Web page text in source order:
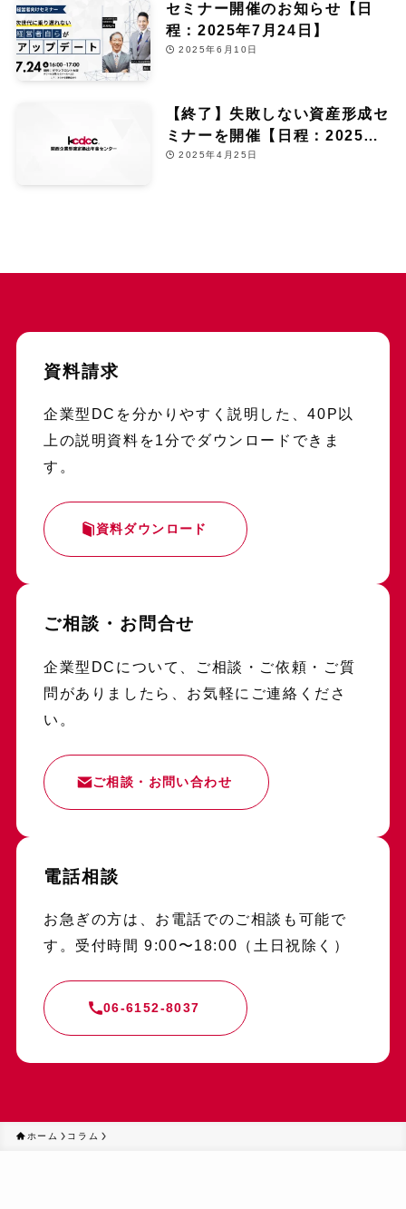
セミナー開催のお知らせ【日
程：2025年7月24日】
2025年6月10日
【終了】失敗しない資産形成セ
ミナーを開催【日程：2025年6
月13日】
2025年4月25日
資料請求
企業型DCを分かりやすく説明した、40P以
上の説明資料を1分でダウンロードできま
す。
資料ダウンロード
ご相談・お問合せ
企業型DCについて、ご相談・ご依頼・ご質
問がありましたら、お気軽にご連絡くださ
い。
ご相談・お問い合わせ
電話相談
お急ぎの方は、お電話でのご相談も可能で
す。受付時間 9:00〜18:00（土日祝除く）
06-6152-8037
ホーム コラム